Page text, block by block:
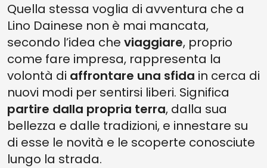
Quella stessa voglia di avventura che a
Lino Dainese non è mai mancata,
secondo l’idea che viaggiare, proprio
come fare impresa, rappresenta la
volontà di affrontare una sfida in cerca di
nuovi modi per sentirsi liberi. Significa
partire dalla propria terra, dalla sua
bellezza e dalle tradizioni, e innestare su
di esse le novità e le scoperte conosciute
lungo la strada.